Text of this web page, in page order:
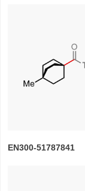
EN300-51787841